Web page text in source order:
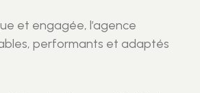
et engagée, l’agence
performants et adaptés